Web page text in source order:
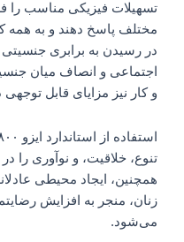
تسهیلات فیزیکی مناسب را
مختلف پاسخ دهند و به همه
در رسیدن به برابری جنسیتی
اجتماعی و انصاف میان
و کار نیز مزایای قابل توجهی
تنوع، خلاقیت، و نوآوری را
همچنین، ایجاد محیطی
زنان، منجر به افزایش
می‌شود.